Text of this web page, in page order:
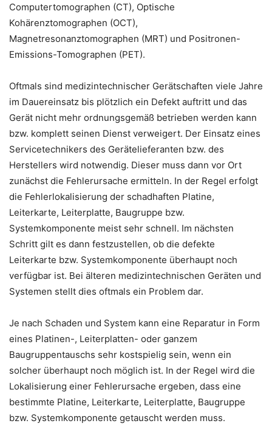
Computertomographen (CT), Optische
Kohärenztomographen (OCT),
Magnetresonanztomographen (MRT) und Positronen-
Emissions-Tomographen (PET).
Oftmals sind medizintechnischer Gerätschaften viele Jahre
im Dauereinsatz bis plötzlich ein Defekt auftritt und das
Gerät nicht mehr ordnungsgemäß betrieben werden kann
bzw. komplett seinen Dienst verweigert. Der Einsatz eines
Servicetechnikers des Gerätelieferanten bzw. des
Herstellers wird notwendig. Dieser muss dann vor Ort
zunächst die Fehlerursache ermitteln. In der Regel erfolgt
die Fehlerlokalisierung der schadhaften Platine,
Leiterkarte, Leiterplatte, Baugruppe bzw.
Systemkomponente meist sehr schnell. Im nächsten
Schritt gilt es dann festzustellen, ob die defekte
Leiterkarte bzw. Systemkomponente überhaupt noch
verfügbar ist. Bei älteren medizintechnischen Geräten und
Systemen stellt dies oftmals ein Problem dar.
Je nach Schaden und System kann eine Reparatur in Form
eines Platinen-, Leiterplatten- oder ganzem
Baugruppentauschs sehr kostspielig sein, wenn ein
solcher überhaupt noch möglich ist. In der Regel wird die
Lokalisierung einer Fehlerursache ergeben, dass eine
bestimmte Platine, Leiterkarte, Leiterplatte, Baugruppe
bzw. Systemkomponente getauscht werden muss.